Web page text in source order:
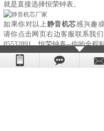
就是直接选择恒荣钟表。
如果你对以上静音机芯感兴趣
请你点击网页右边客服联系我
85532891，恒荣钟表--你的全程